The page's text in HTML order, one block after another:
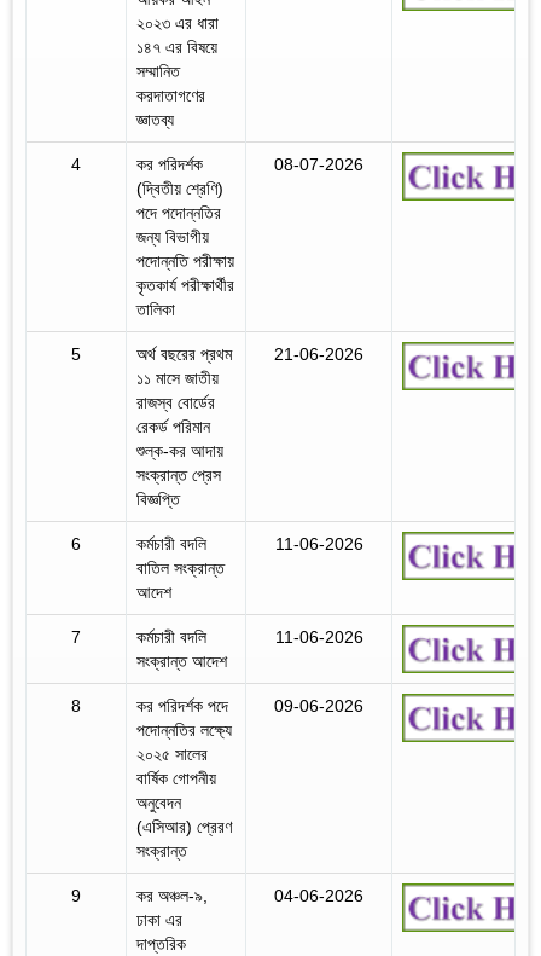
২০২৩ এর ধারা
১৪৭ এর বিষয়ে
সম্মানিত
করদাতাগণের
জ্ঞাতব্য
4
কর পরিদর্শক
(দ্বিতীয় শ্রেণি)
পদে পদোন্নতির
জন্য বিভাগীয়
পদোন্নতি পরীক্ষায়
কৃতকার্য পরীক্ষার্থীর
তালিকা
08-07-2026
5
অর্থ বছরের প্রথম
১১ মাসে জাতীয়
রাজস্ব বোর্ডের
রেকর্ড পরিমান
শুল্ক-কর আদায়
সংক্রান্ত প্রেস
বিজ্ঞপ্তি
21-06-2026
6
কর্মচারী বদলি
বাতিল সংক্রান্ত
আদেশ
11-06-2026
7
কর্মচারী বদলি
সংক্রান্ত আদেশ
11-06-2026
8
কর পরিদর্শক পদে
পদোন্নতির লক্ষ্যে
২০২৫ সালের
বার্ষিক গোপনীয়
অনুবেদন
(এসিআর) প্রেরণ
সংক্রান্ত
09-06-2026
9
কর অঞ্চল-৯,
ঢাকা এর
দাপ্তরিক
04-06-2026